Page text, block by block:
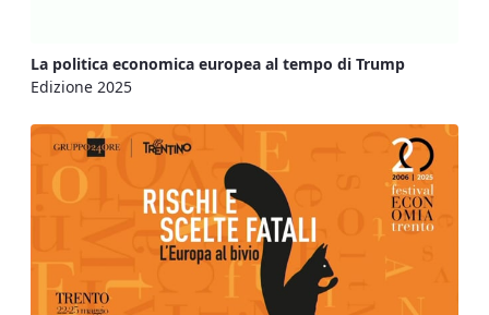
La politica economica europea al tempo di Trump
Edizione 2025